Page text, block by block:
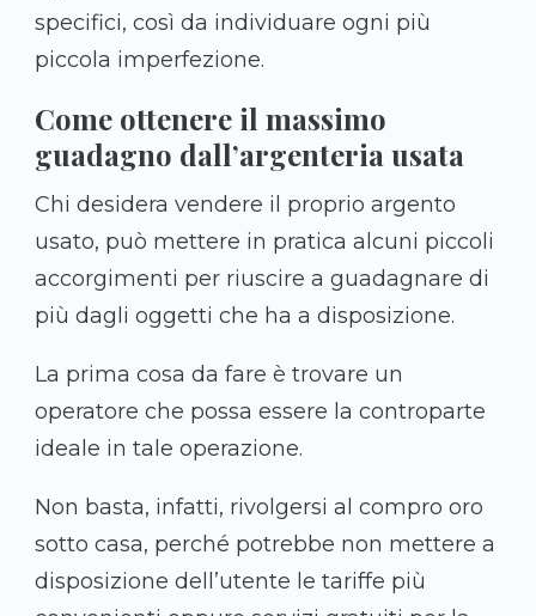
specifici, così da individuare ogni più
piccola imperfezione.
Come ottenere il massimo
guadagno dall’argenteria usata
Chi desidera vendere il proprio argento
usato, può mettere in pratica alcuni piccoli
accorgimenti per riuscire a guadagnare di
più dagli oggetti che ha a disposizione.
La prima cosa da fare è trovare un
operatore che possa essere la controparte
ideale in tale operazione.
Non basta, infatti, rivolgersi al compro oro
sotto casa, perché potrebbe non mettere a
disposizione dell’utente le tariffe più